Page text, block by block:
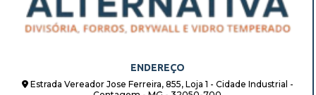
ENDEREÇO
Estrada Vereador Jose Ferreira, 855, Loja 1 - Cidade Industrial -